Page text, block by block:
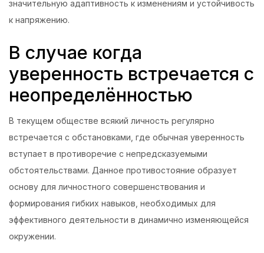
значительную адаптивность к изменениям и устойчивость
к напряжению.
В случае когда
уверенность встречается с
неопределённостью
В текущем обществе всякий личность регулярно
встречается с обстановками, где обычная уверенность
вступает в противоречие с непредсказуемыми
обстоятельствами. Данное противостояние образует
основу для личностного совершенствования и
формирования гибких навыков, необходимых для
эффективного деятельности в динамично изменяющейся
окружении.